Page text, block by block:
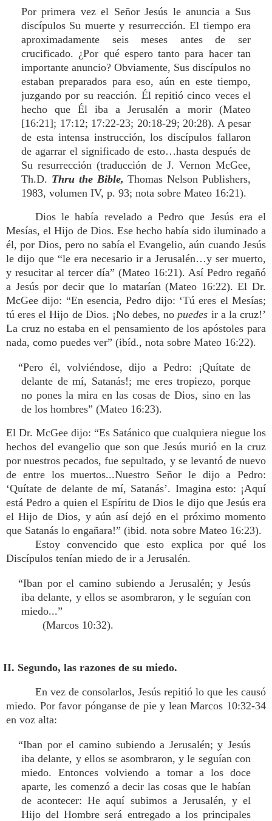
Por primera vez el Señor Jesús le anuncia a Sus
discípulos Su muerte y resurrección. El tiempo era
aproximadamente seis meses antes de ser
crucificado. ¿Por qué espero tanto para hacer tan
importante anuncio? Obviamente, Sus discípulos no
estaban preparados para eso, aún en este tiempo,
juzgando por su reacción. Él repitió cinco veces el
hecho que Él iba a Jerusalén a morir (Mateo
[16:21]; 17:12; 17:22-23; 20:18-29; 20:28). A pesar
de esta intensa instrucción, los discípulos fallaron
de agarrar el significado de esto…hasta después de
Su resurrección (traducción de J. Vernon McGee,
Th.D. Thru the Bible, Thomas Nelson Publishers,
1983, volumen IV, p. 93; nota sobre Mateo 16:21).
Dios le había revelado a Pedro que Jesús era el
Mesías, el Hijo de Dios. Ese hecho había sido iluminado a
él, por Dios, pero no sabía el Evangelio, aún cuando Jesús
le dijo que “le era necesario ir a Jerusalén…y ser muerto,
y resucitar al tercer día” (Mateo 16:21). Así Pedro regañó
a Jesús por decir que lo matarían (Mateo 16:22). El Dr.
McGee dijo: “En esencia, Pedro dijo: ‘Tú eres el Mesías;
tú eres el Hijo de Dios. ¡No debes, nopuedes ir a la cruz!’
La cruz no estaba en el pensamiento de los apóstoles para
nada, como puedes ver” (ibíd., nota sobre Mateo 16:22).
“Pero él, volviéndose, dijo a Pedro: ¡Quítate de
delante de mí, Satanás!; me eres tropiezo, porque
no pones la mira en las cosas de Dios, sino en las
de los hombres” (Mateo 16:23).
El Dr. McGee dijo: “Es Satánico que cualquiera niegue los
hechos del evangelio que son que Jesús murió en la cruz
por nuestros pecados, fue sepultado, y se levantó de nuevo
de entre los muertos...Nuestro Señor le dijo a Pedro:
‘Quítate de delante de mí, Satanás’. Imagina esto: ¡Aquí
está Pedro a quien el Espíritu de Dios le dijo que Jesús era
el Hijo de Dios, y aún así dejó en el próximo momento
que Satanás lo engañara!” (ibid. nota sobre Mateo 16:23).
Estoy convencido que esto explica por qué los
Discípulos tenían miedo de ir a Jerusalén.
“Iban por el camino subiendo a Jerusalén; y Jesús
iba delante, y ellos se asombraron, y le seguían con
miedo...”
(Marcos 10:32).
II. Segundo, las razones de su miedo.
En vez de consolarlos, Jesús repitió lo que les causó
miedo. Por favor pónganse de pie y lean Marcos 10:32-34
en voz alta:
“Iban por el camino subiendo a Jerusalén; y Jesús
iba delante, y ellos se asombraron, y le seguían con
miedo. Entonces volviendo a tomar a los doce
aparte, les comenzó a decir las cosas que le habían
de acontecer: He aquí subimos a Jerusalén, y el
Hijo del Hombre será entregado a los principales